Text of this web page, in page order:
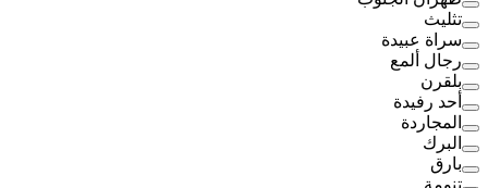
تثليث
سراة عبيدة
رجال ألمع
بلقرن
أحد رفيدة
المجاردة
البرك
بارق